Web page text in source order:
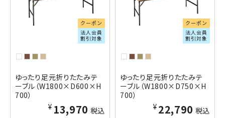
クーポン
法人会員
割引対象
ゆったり足元折りたたみテ
ーブル（W1800×D600×H
700）
¥13,970 税込
クーポン
法人会員
割引対象
ゆったり足元折りたたみテ
ーブル（W1800×D750×H
700）
¥22,790 税込